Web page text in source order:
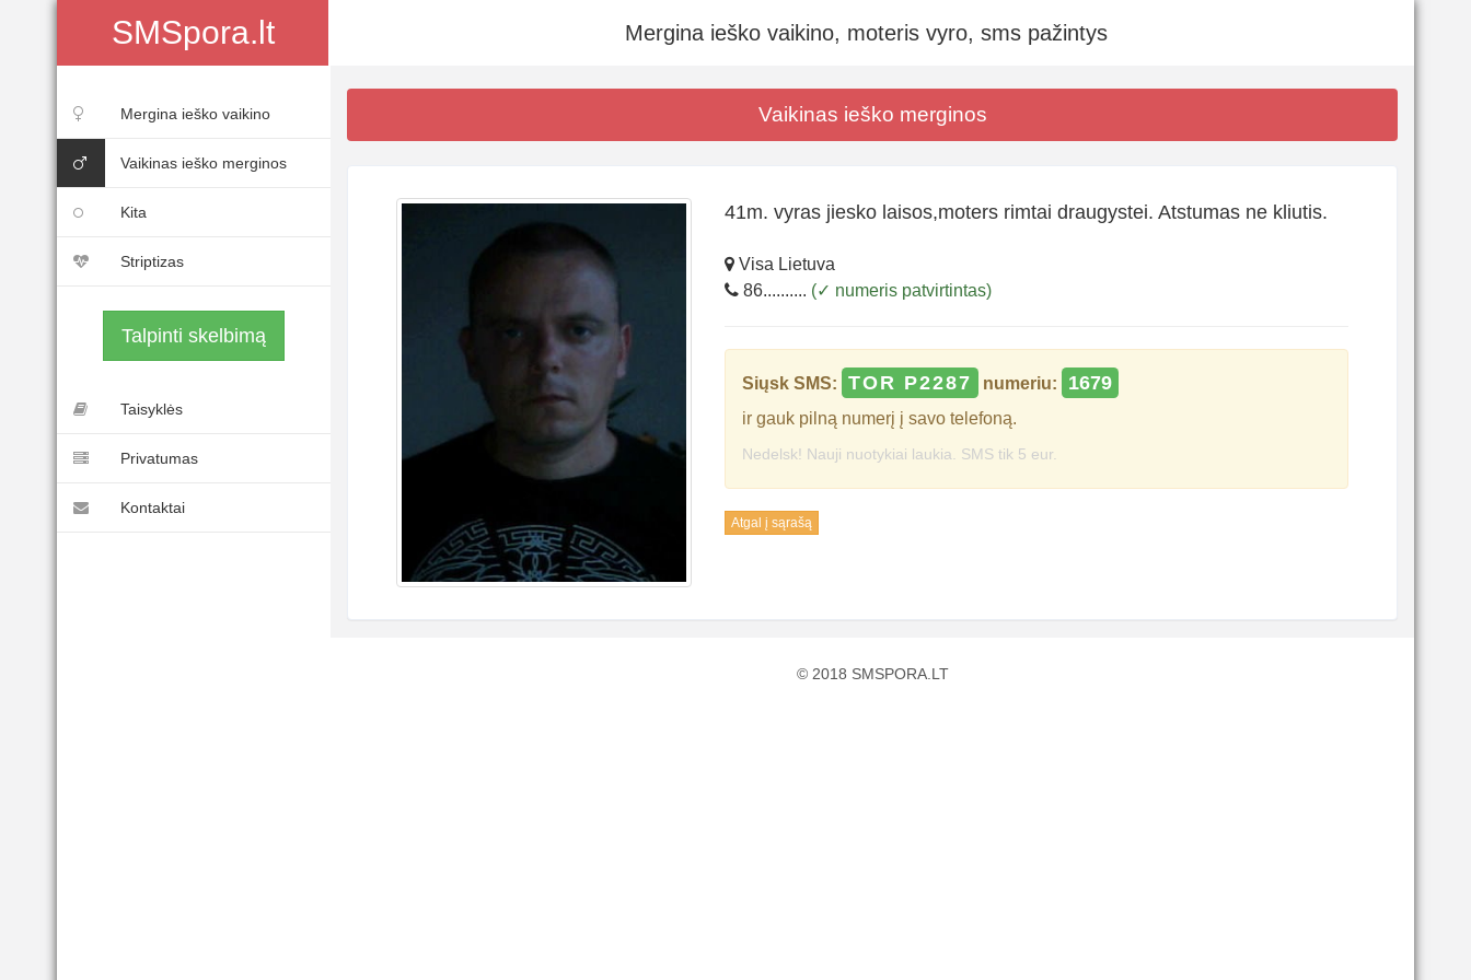
SMSpora.lt Mergina ieško vaikino, moteris vyro, sms pažintys
Mergina ieško vaikino
Vaikinas ieško merginos
Kita
Striptizas
Talpinti skelbimą
Taisyklės
Privatumas
Kontaktai
Vaikinas ieško merginos
41m. vyras jiesko laisos,moters rimtai draugystei. Atstumas ne kliutis.
Visa Lietuva
86.......... (✓ numeris patvirtintas)
Siųsk SMS: TOR P2287 numeriu: 1679
ir gauk pilną numerį į savo telefoną.
Nedelsk! Nauji nuotykiai laukia. SMS tik 5 eur.
Atgal į sąrašą
© 2018 SMSPORA.LT